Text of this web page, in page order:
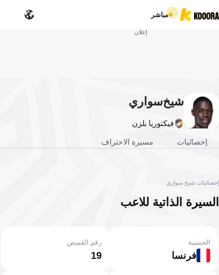
مباشر
إعلان
شيخسواري
فيكتوريا بلزن
إحصائيات مسيرة الاحتراف
إحصائيات شيخ سواري
السيرة الذاتية للاعب
فرنسا
الجنسية
19
رقم القميص